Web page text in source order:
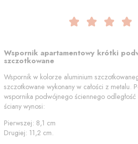
Wspornik apartamentowy krótki
szczotkowane
Wspornik w kolorze aluminium
szczotkowane wykonany w całości z metalu.
wspornika podwójnego ściennego
ściany wynosi:
Pierwszej: 8,1 cm
Drugiej: 11,2 cm.